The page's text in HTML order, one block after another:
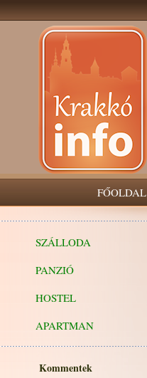
FŐOLDAL
SZÁLLODA
PANZIÓ
HOSTEL
APARTMAN
Kommentek